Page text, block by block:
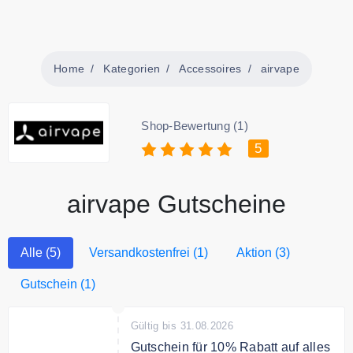
Home Kategorien Accessoires airvape
Shop-Bewertung (1)
5
airvape Gutscheine
Alle (5) Versandkostenfrei (1) Aktion (3)
Gutschein (1)
Gültig bis 31.08.2026
Gutschein für 10% Rabatt auf alles